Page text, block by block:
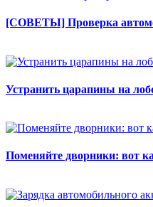
[СОВЕТЫ] Проверка
Устранить царапины на
Поменяйте дворники: вот